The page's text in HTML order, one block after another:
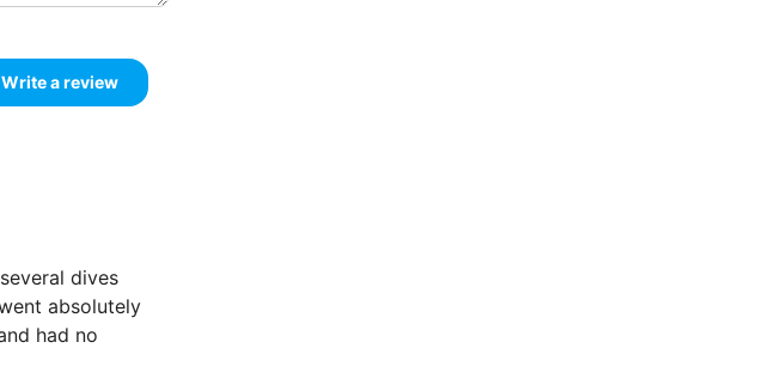
dives
absolutely
had no